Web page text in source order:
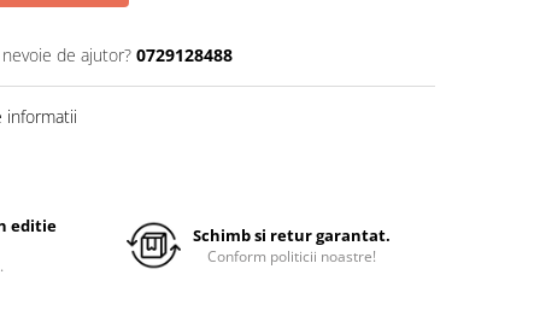
de ajutor? 0729128488
informatii
editie Schimb si retur garantat.
Conform politicii noastre!